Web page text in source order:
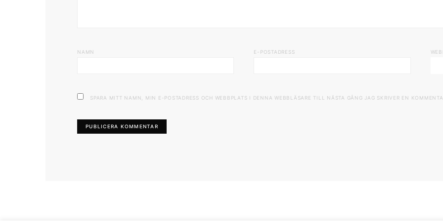
NAMN E-POSTADRESS
SPARA MITT NAMN, MIN E-POSTADRESS OCH WEBBPLATS I DENNA WEBBLÄSARE TILL NÄSTA GÅNG JAG SKRIVER EN